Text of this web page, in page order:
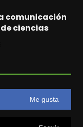
comunicación
ciencias
Me gusta